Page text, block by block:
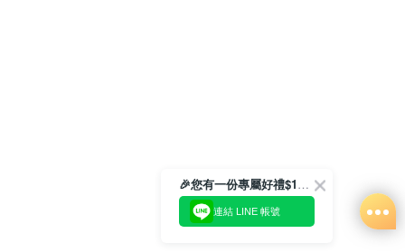
🎉您有一份專屬好禮$100正等著您🎁
連結 LINE 帳號